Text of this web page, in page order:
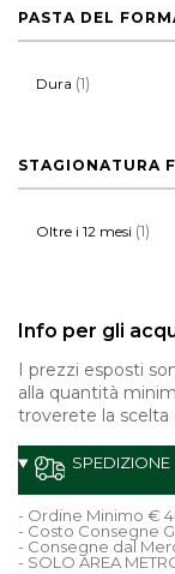
PASTA DEL
Dura (1)
STAGIONATURA
Oltre i 12 mesi (1)
Info per gli
I prezzi esposti
alla quantità
troverete la scelta
SPEDIZIONE
- Ordine Minimo €
- Costo Consegne
- Consegne dal
- SOLO AREA